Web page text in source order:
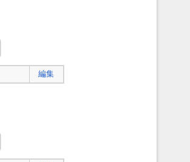
編集